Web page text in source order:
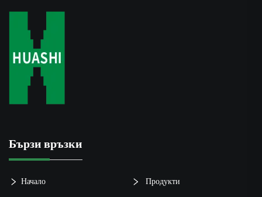
Бързи връзки
Начало Продукти